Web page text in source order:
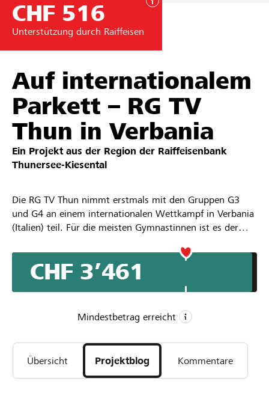
Anmelden
DE FR IT
CHF 516
Unterstützung durch Raiffeisen
Auf internationalem
Parkett – RG TV
Thun in Verbania
Ein Projekt aus der Region der Raiffeisenbank
Thunersee-Kiesental​
Die RG TV Thun nimmt erstmals mit den Gruppen G3
und G4 an einem internationalen Wettkampf in Verbania
(Italien) teil. Für die meisten Gymnastinnen ist es der
ihrer sportlichen Laufbahn. Der Wettkampf bietet eine
wertvolle Gelegenheit, internationale Erfahrungen zu
sammeln, sich mit anderen Teams zu messen und über
gemeinsame Reise den Teamgeist, die Selbstständigkeit
und das Selbstvertrauen der jungen Athletinnen. Dieses
Kompetenzen und den Zusammenhalt innerhalb der
Gruppen.
CHF 3’461
Mindestbetrag erreicht
CHF 2’500
Mindestbetrag
CHF 3’500
Übersicht Projektblog Kommentare